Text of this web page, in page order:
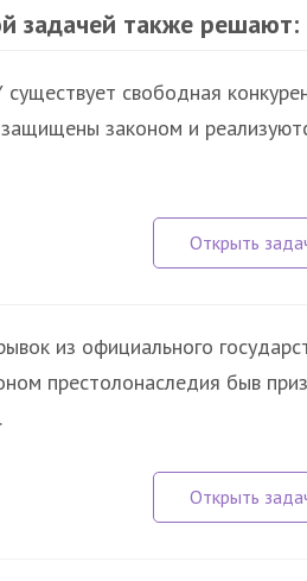
задачей также решают:
существует свободная
законом и
из официального
престолонаследия быв